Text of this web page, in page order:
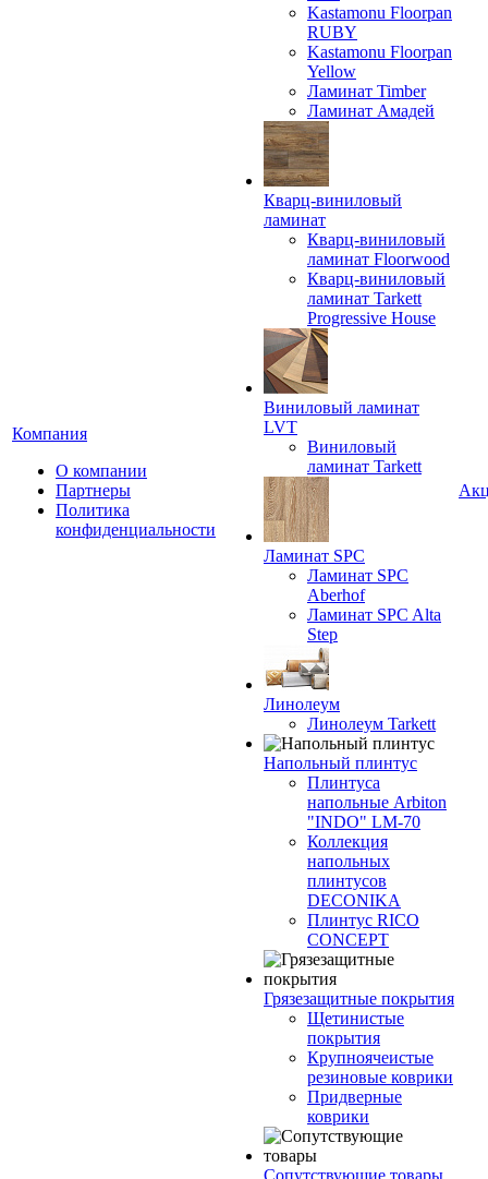
Компания
О компании
Партнеры
Политика
конфиденциальности
Kastamonu Floorpan
RUBY
Kastamonu Floorpan
Yellow
Ламинат Timber
Ламинат Амадей
Кварц-виниловый
ламинат
Кварц-виниловый
ламинат Floorwood
Кварц-виниловый
ламинат Tarkett
Progressive House
Виниловый ламинат
LVT
Виниловый
ламинат Tarkett
Ламинат SPC
Ламинат SPC
Aberhof
Ламинат SPC Alta
Step
Линолеум
Линолеум Tarkett
Напольный плинтус
Плинтуса
напольные Arbiton
"INDO" LM-70
Коллекция
напольных
плинтусов
DECONIKA
Плинтус RICO
CONCEPT
Грязезащитные покрытия
Щетинистые
покрытия
Крупноячеистые
резиновые коврики
Придверные
коврики
Сопутствующие товары